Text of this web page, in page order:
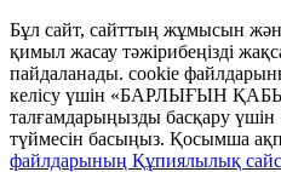
Бұл сайт, сайттың жұмысын
қимыл жасау тәжірибеңізді
пайдаланады. cookie
келісу үшін «БАРЛЫҒЫН
талғамдарыңызды басқару
түймесін басыңыз. Қосымша
файлдарының Құпиялылық